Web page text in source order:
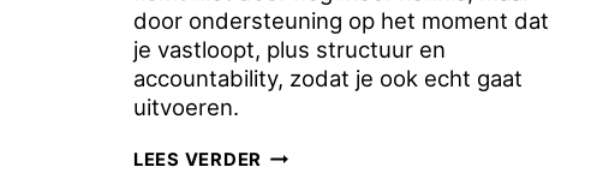
door ondersteuning op het moment dat
je vastloopt, plus structuur en
accountability, zodat je ook echt gaat
uitvoeren.
LEES VERDER WAAROM